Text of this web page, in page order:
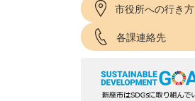
市役所への行き方
各課連絡先